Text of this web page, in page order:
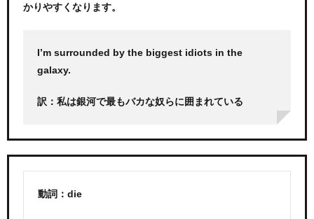
かりやすくなります。
I’m surrounded by the biggest idiots in the
galaxy.
訳：私は銀河で最もバカな奴らに囲まれている
動詞：die